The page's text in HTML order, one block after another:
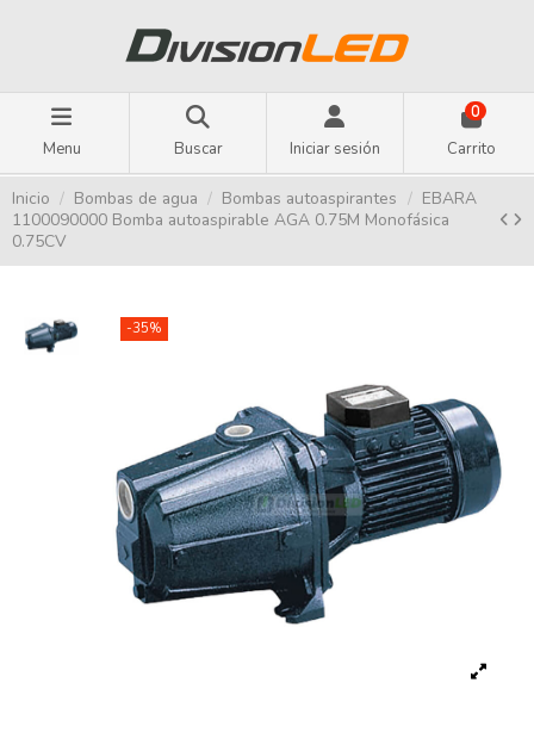
Menu Buscar Iniciar sesión
0
Carrito
Inicio Bombas de agua Bombas autoaspirantes
EBARA
1100090000 Bomba autoaspirable AGA 0.75M Monofásica
0.75CV
-35%